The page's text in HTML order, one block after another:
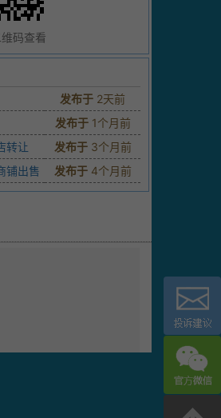
码查看
发布于 2天前
发布于 1个月前
转让 发布于 3个月前
铺出售 发布于 4个月前